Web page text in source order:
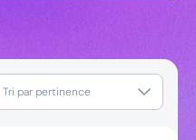
Tri par pertinence